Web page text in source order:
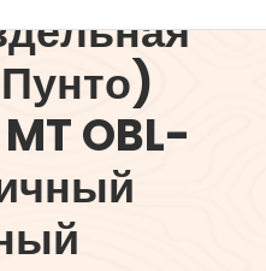
OBL-